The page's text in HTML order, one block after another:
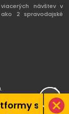
návštev v
2 spravodajské